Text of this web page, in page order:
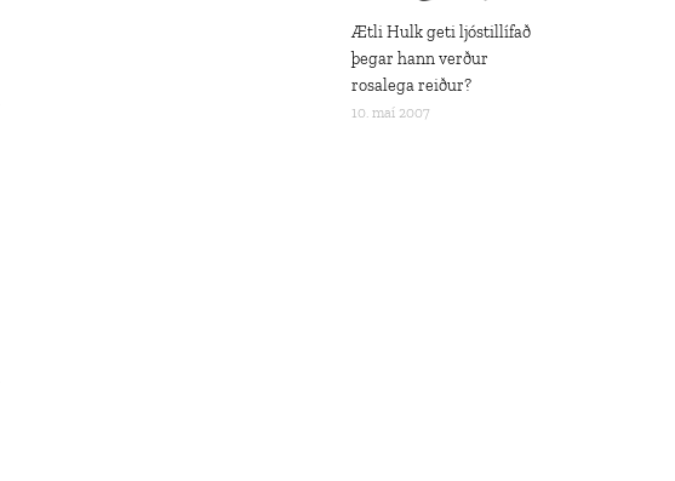
Ætli Hulk geti ljóstillífað
þegar hann verður
rosalega reiður?
10. maí 2007